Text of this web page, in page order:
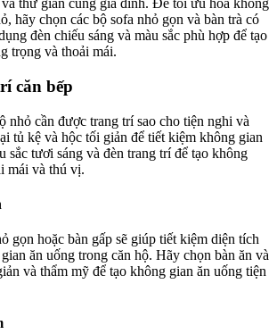
thư giãn cùng gia đình. Để tối ưu hóa không
hãy chọn các bộ sofa nhỏ gọn và bàn trà có
đèn chiếu sáng và màu sắc phù hợp để tạo
trọng và thoải mái.
căn bếp
nhỏ cần được trang trí sao cho tiện nghi và
tủ kệ và hộc tối giản để tiết kiệm không gian
sắc tươi sáng và đèn trang trí để tạo không
mái và thú vị.
gọn hoặc bàn gấp sẽ giúp tiết kiệm diện tích
ăn uống trong căn hộ. Hãy chọn bàn ăn và
và thẩm mỹ để tạo không gian ăn uống tiện